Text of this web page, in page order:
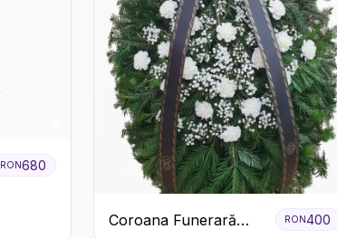
RON680
Coroana Funerară
RON400